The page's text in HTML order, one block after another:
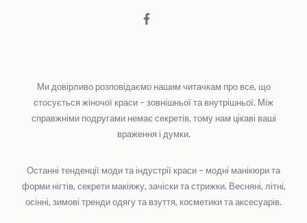
Ми довірливо розповідаємо нашим читачкам про все, що
стосується жіночої краси – зовнішньої та внутрішньої. Між
справжніми подругами немає секретів, тому нам цікаві ваші
враження і думки.
Останні тенденції моди та індустрії краси – модні манікюри та
форми нігтів, секрети макіяжу, зачіски та стрижки. Весняні, літні,
осінні, зимові тренди одягу та взуття, косметики та аксесуарів.